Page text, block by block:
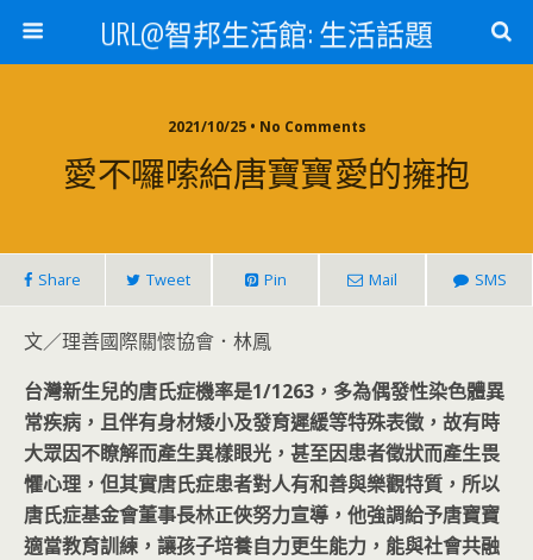
URL@智邦生活館: 生活話題
2021/10/25 • No Comments
愛不囉嗦給唐寶寶愛的擁抱
Share Tweet Pin Mail SMS
文／理善國際關懷協會．林鳳
台灣新生兒的唐氏症機率是1/1263 ，多為偶發性染色體異
常疾病，且伴有身材矮小及發育遲緩等特殊表徵，故有時
大眾因不瞭解而產生異樣眼光，甚至因患者徵狀而產生畏
懼心理，但其實唐氏症患者對人有和善與樂觀特質，所以
唐氏症基金會董事長林正俠努力宣導，他強調給予唐寶寶
適當教育訓練，讓孩子培養自力更生能力，能與社會共融